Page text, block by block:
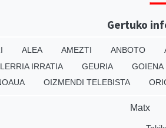
Gertuko
ALEA AMEZTI ANBOTO
IRRATIA GEURIA GOIENA
OIZMENDI TELEBISTA
Matx